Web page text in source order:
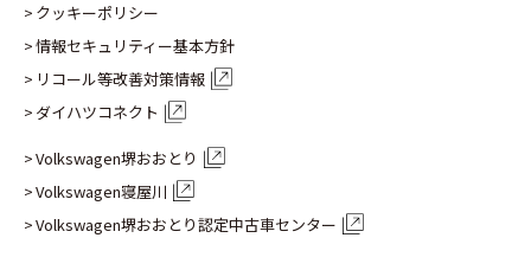
クッキーポリシー
情報セキュリティー基本方針
リコール等改善対策情報
ダイハツコネクト
Volkswagen堺おおとり
Volkswagen寝屋川
Volkswagen堺おおとり認定中古車センター